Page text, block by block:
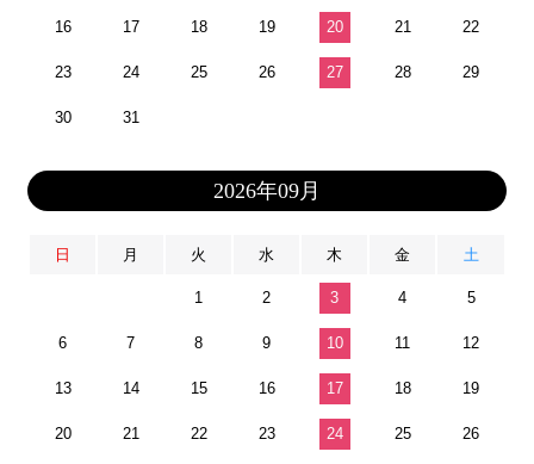
16 17 18 19 20 21 22
23 24 25 26 27 28 29
30 31
2026年09月
日 月 火 水 木 金 土
1 2 3 4 5
6 7 8 9 10 11 12
13 14 15 16 17 18 19
20 21 22 23 24 25 26